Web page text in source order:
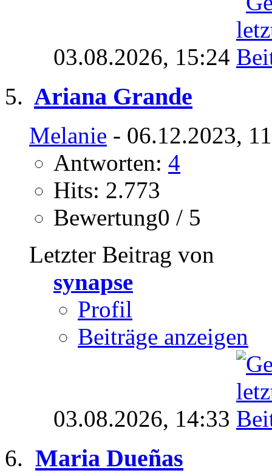
03.08.2026, 15:24
Ariana Grande
Melanie - 06.12.2023,
Antworten: 4
Hits: 2.773
Bewertung0 / 5
Letzter Beitrag von
synapse
Profil
Beiträge anzeigen
03.08.2026, 14:33
Maria Dueñas